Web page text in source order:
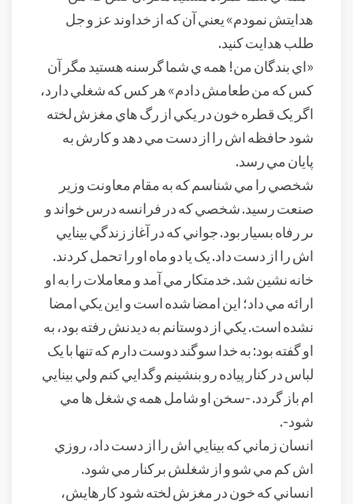
هدايتش نمودم» يعني آن که از خداوند عز و جل
طلب هدايت کنيد.
«اي بندگان من! همه ي شما گرسنه هستيد مگر آن
کس که من طعامش دادم» هر کس که شغلي دارد،
اگر يک قطره خون در يکي از رگ هاي مغزش لخته
شود حافظه اش را از دست مي دهد و کارش به
پايان مي رسد.
شخصي را مي شناسم که به مقام معاونت وزير
صنعت رسيد. شخصي که در فرانسه درس خواند و
ىر رفاه بسيار بود. جواني که در آغاز زندگي بينايي
اش را از دست داد. يک يا دو ماه او را تحمل کردند.
خانه نشين شد. خدمتکار مي آمد و معاملات را به او
ارائه مي داد؛ اين امضا شده است و اين يکي امضا
نشده است. يکي از دوستانم به ديدنش رفته بود، به
او گفته بود: به خدا سوگند دوست دارم که تنها با يک
لباس در کنار پياده رو بنشينم وگدايي کنم ولي بينايي
ام باز گردد. -سخن او شامل همه ي شغل ها مي
شود-.
انسان زماني که بينايي اش را از دست داد، روزي
اش کم مي شو و از شغلش برکنار مي شود.
انساني که خون در مغزش لخته شود کارهايش،